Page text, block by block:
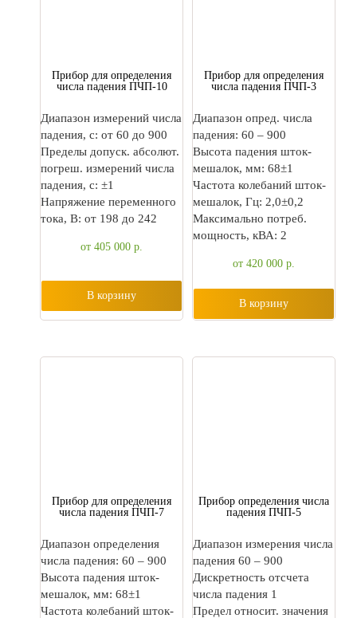
Прибор для определения
числа падения ПЧП-10
Диапазон измерений числа
падения, с: от 60 до 900
Пределы допуск. абсолют.
погреш. измерений числа
падения, с: ±1
Напряжение переменного
тока, В: от 198 до 242
от 405 000 р.
В корзину
Прибор для определения
числа падения ПЧП-3
Диапазон опред. числа
падения: 60 – 900
Высота падения шток-
мешалок, мм: 68±1
Частота колебаний шток-
мешалок, Гц: 2,0±0,2
Максимально потреб.
мощность, кВА: 2
от 420 000р.
В корзину
Прибор для определения
числа падения ПЧП-7
Диапазон определения
числа падения: 60 – 900
Высота падения шток-
мешалок, мм: 68±1
Частота колебаний шток-
Прибор определения числа
падения ПЧП-5
Диапазон измерения числа
падения 60 – 900
Дискретность отсчета
числа падения 1
Предел относит. значения